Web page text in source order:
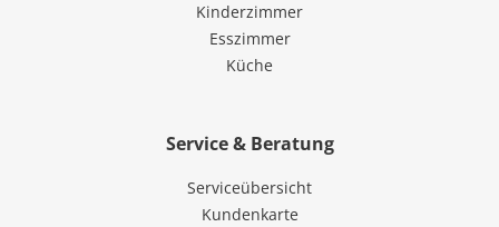
Kinderzimmer
Esszimmer
Küche
Service & Beratung
Serviceübersicht
Kundenkarte